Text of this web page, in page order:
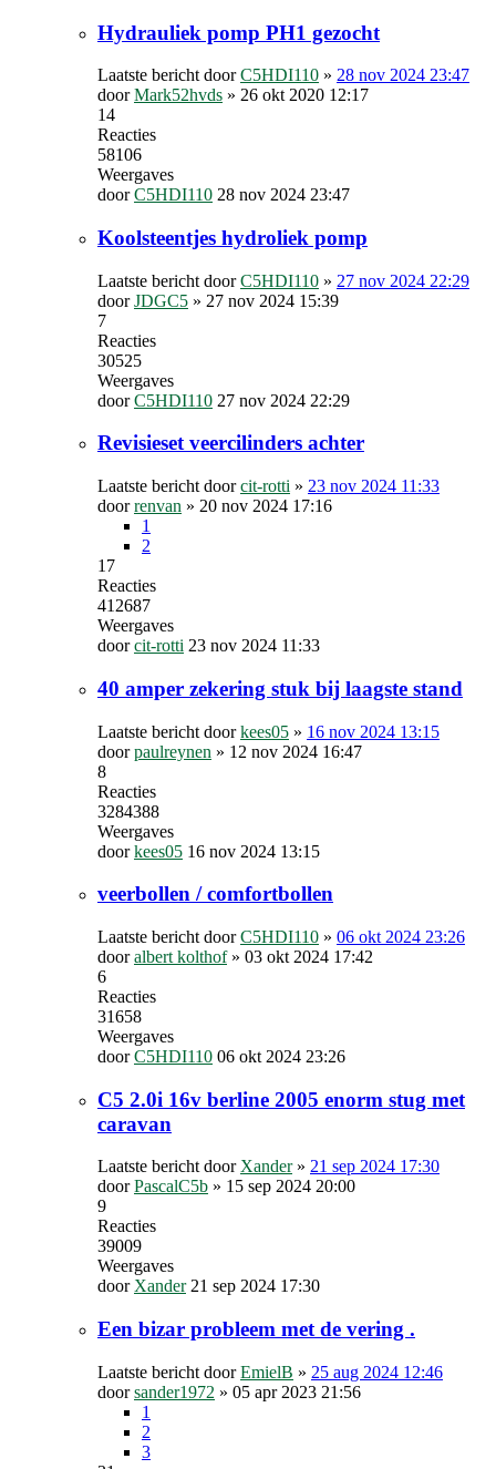
Hydrauliek pomp PH1 gezocht
Laatste bericht doorC5HDI110 » 28 nov 2024 23:47
doorMark52hvds » 26 okt 2020 12:17
14
Reacties
58106
Weergaves
doorC5HDI110 28 nov 2024 23:47
Koolsteentjes hydroliek pomp
Laatste bericht doorC5HDI110 » 27 nov 2024 22:29
doorJDGC5 » 27 nov 2024 15:39
7
Reacties
30525
Weergaves
doorC5HDI110 27 nov 2024 22:29
Revisieset veercilinders achter
Laatste bericht doorcit-rotti » 23 nov 2024 11:33
doorrenvan » 20 nov 2024 17:16
1
2
17
Reacties
412687
Weergaves
doorcit-rotti 23 nov 2024 11:33
40 amper zekering stuk bij laagste stand
Laatste bericht doorkees05 » 16 nov 2024 13:15
doorpaulreynen » 12 nov 2024 16:47
8
Reacties
3284388
Weergaves
doorkees05 16 nov 2024 13:15
veerbollen / comfortbollen
Laatste bericht doorC5HDI110 » 06 okt 2024 23:26
dooralbert kolthof» 03 okt 2024 17:42
6
Reacties
31658
Weergaves
doorC5HDI110 06 okt 2024 23:26
C5 2.0i 16v berline 2005 enorm stug met
caravan
Laatste bericht doorXander» 21 sep 2024 17:30
doorPascalC5b » 15 sep 2024 20:00
9
Reacties
39009
Weergaves
doorXander 21 sep 2024 17:30
Een bizar probleem met de vering .
Laatste bericht doorEmielB » 25 aug 2024 12:46
doorsander1972 » 05 apr 2023 21:56
1
2
3